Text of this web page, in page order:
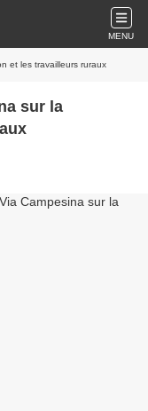
MENU
et les travailleurs ruraux
sur la